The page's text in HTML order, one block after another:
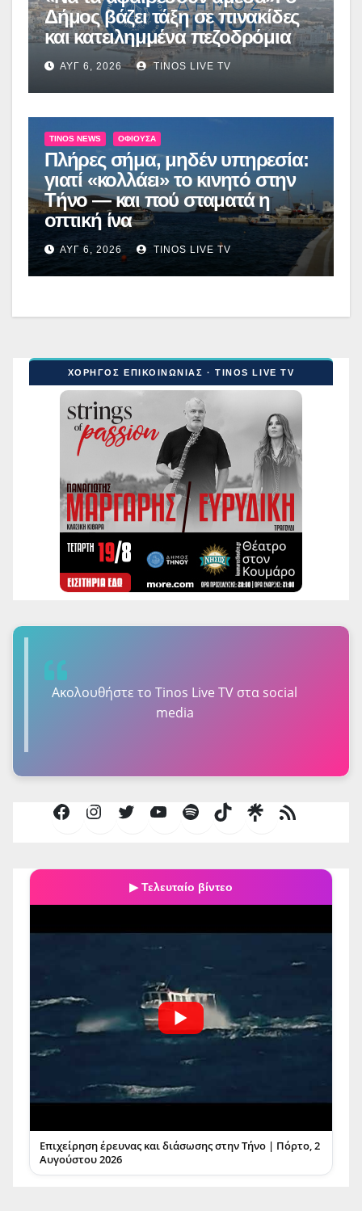
Δήμος βάζει τάξη σε πινακίδες
και κατειλημμένα πεζοδρόμια
ΑΥΓ 6, 2026 TINOS LIVE TV
TINOS NEWS ΟΦΙΟΎΣΑ
Πλήρες σήμα, μηδέν υπηρεσία:
γιατί «κολλάει» το κινητό στην
Τήνο — και πού σταματά η
οπτική ίνα
ΑΥΓ 6, 2026 TINOS LIVE TV
ΧΟΡΗΓΟΣ ΕΠΙΚΟΙΝΩΝΙΑΣ · TINOS LIVE TV
Ακολουθήστε τo Tinos Live TV στα social
media
FacebookInstagramTwitterYouTubeSpotifyTikTok
Τροφοδοσία
▶ Τελευταίο βίντεο
Επιχείρηση έρευνας και διάσωσης στην Τήνο | Πόρτο, 2
Αυγούστου 2026